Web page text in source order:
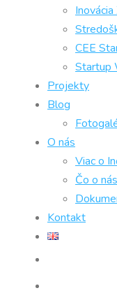
CEE
Startup
Projekty
Blog
O nás
Viac o
Čo o
Kontakt